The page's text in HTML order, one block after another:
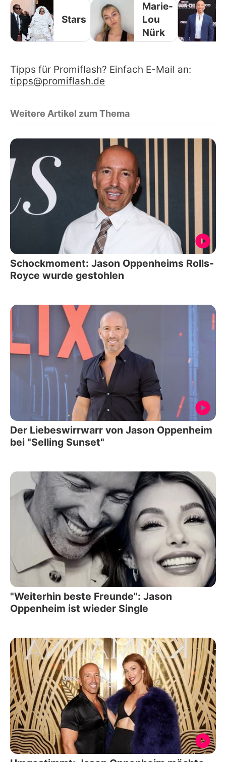
Stars
Marie-
Lou
Nürk
Tipps für Promiflash? Einfach E-Mail an:
tipps@promiflash.de
Weitere Artikel zum Thema
Schockmoment: Jason Oppenheims Rolls-
Royce wurde gestohlen
Der Liebeswirrwarr von Jason Oppenheim
bei "Selling Sunset"
"Weiterhin beste Freunde": Jason
Oppenheim ist wieder Single